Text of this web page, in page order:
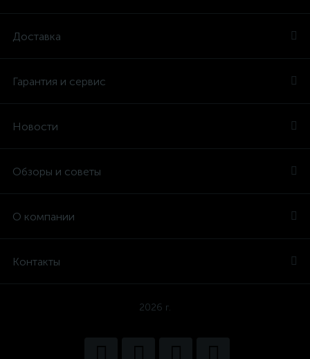
Доставка
Гарантия и сервис
Новости
Обзоры и советы
О компании
Контакты
2026 г.